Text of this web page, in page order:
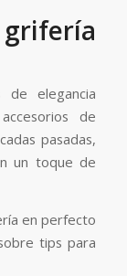
de elegancia
de
pasadas,
un toque de
en perfecto
tips para